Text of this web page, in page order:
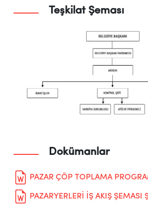
Teşkilat Şeması
Dokümanlar
PAZAR ÇÖP TOPLAMA
PAZARYERLERİ İŞ AKIŞ ŞEMASI